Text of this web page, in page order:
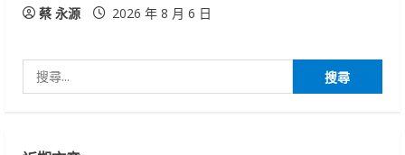
蔡 永源 2026 年 8 月 6 日
尋